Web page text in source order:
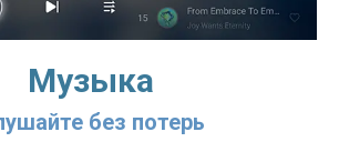
Музыка
без потерь